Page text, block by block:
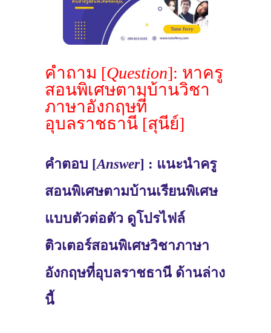
คำถาม [Question]: หาครู
สอนพิเศษตามบ้านวิชา
ภาษาอังกฤษที่
อุบลราชธานี [สุนีย์]
คำตอบ [Answer] : แนะนำครู
สอนพิเศษตามบ้านเรียนพิเศษ
แบบตัวต่อตัว ดูโปรไฟล์
ติวเตอร์สอนพิเศษวิชาภาษา
อังกฤษที่อุบลราชธานี ด้านล่าง
นี้